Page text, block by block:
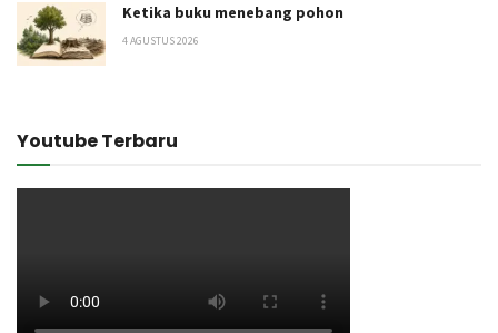
Ketika buku menebang pohon
4 AGUSTUS 2026
Youtube Terbaru